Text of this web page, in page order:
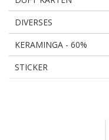
DIVERSES
KERAMINGA - 60%
STICKER